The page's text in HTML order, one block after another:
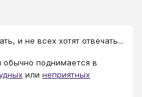
и не всех хотят отвечать...
обычно поднимается в
или неприятных